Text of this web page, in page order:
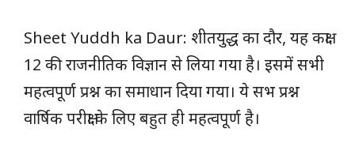
Sheet Yuddh ka Daur: शीतयुद्ध का दौर, यह कक्षा
12 की राजनीतिक विज्ञान से लिया गया है। इसमें सभी
महत्वपूर्ण प्रश्न का समाधान दिया गया। ये सभ प्रश्न
वार्षिक परीक्षा के लिए बहुत ही महत्वपूर्ण है।